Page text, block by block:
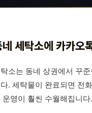
네 세탁소에 카카오
소는 동네 상권에서 꾸
. 세탁물이 완료되면 전
운영이 훨씬 수월해집니다.